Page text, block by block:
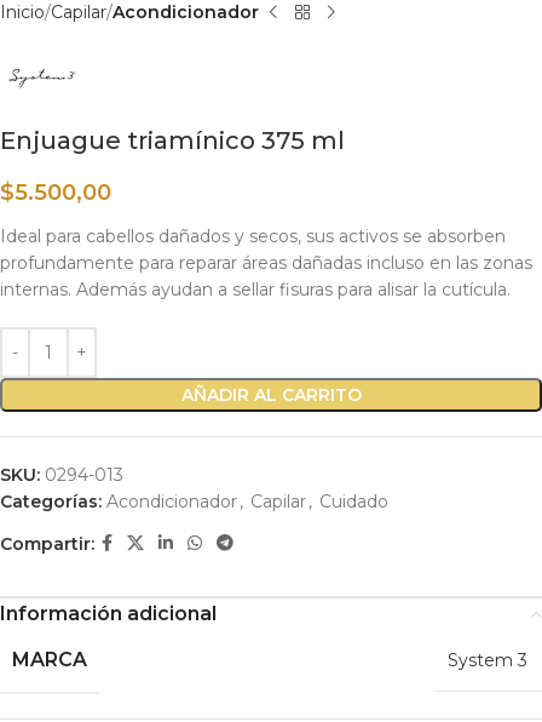
Inicio Capilar Acondicionador
Enjuague triamínico 375 ml
$5.500,00
Ideal para cabellos dañados y secos, sus activos se absorben
profundamente para reparar áreas dañadas incluso en las zonas
internas. Además ayudan a sellar fisuras para alisar la cutícula.
AÑADIR AL CARRITO
SKU: 0294-013
Categorías: Acondicionador, Capilar, Cuidado
Compartir:
Información adicional
MARCA
System 3